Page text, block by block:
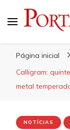
Página inicial
Calligram:
metal
NOTÍCIAS